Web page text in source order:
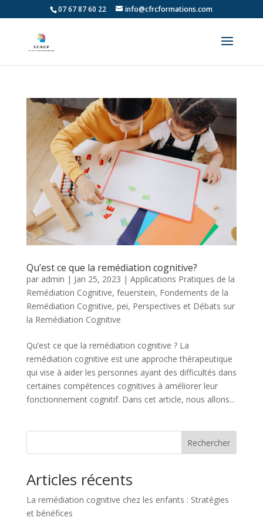
07 67 87 60 22 info@cfrcformations.com
Qu’est ce que la remédiation cognitive?
par admin | Jan 25, 2023 | Applications Pratiques de la
Remédiation Cognitive, feuerstein, Fondements de la
Remédiation Cognitive, pei, Perspectives et Débats sur
la Remédiation Cognitive
Qu’est ce que la remédiation cognitive ? La
remédiation cognitive est une approche thérapeutique
qui vise à aider les personnes ayant des difficultés dans
certaines compétences cognitives à améliorer leur
fonctionnement cognitif. Dans cet article, nous allons...
Rechercher
Articles récents
La remédiation cognitive chez les enfants : Stratégies
et bénéfices